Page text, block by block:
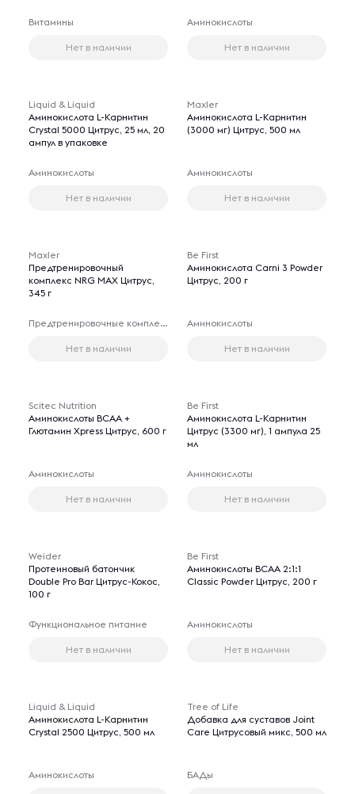
Витамины
Нет в наличии
Аминокислоты
Нет в наличии
Liquid & Liquid
Аминокислота L-Карнитин
Crystal 5000 Цитрус, 25 мл, 20
ампул в упаковке
Аминокислоты
Нет в наличии
Maxler
Аминокислота L-Карнитин
(3000 мг) Цитрус, 500 мл
Аминокислоты
Нет в наличии
Maxler
Предтренировочный
комплекс NRG MAX Цитрус,
345 г
Предтренировочные комплексы
Нет в наличии
Be First
Аминокислота Carni 3 Powder
Цитрус, 200 г
Аминокислоты
Нет в наличии
Scitec Nutrition
Аминокислоты BCAA +
Глютамин Xpress Цитрус, 600 г
Аминокислоты
Нет в наличии
Be First
Аминокислота L-Карнитин
Цитрус (3300 мг), 1 ампула 25
мл
Аминокислоты
Нет в наличии
Weider
Протеиновый батончик
Double Pro Bar Цитрус-Кокос,
100 г
Функциональное питание
Нет в наличии
Be First
Аминокислоты BCAA 2:1:1
Classic Powder Цитрус, 200 г
Аминокислоты
Нет в наличии
Liquid & Liquid
Аминокислота L-Карнитин
Crystal 2500 Цитрус, 500 мл
Аминокислоты
Tree of Life
Добавка для суставов Joint
Care Цитрусовый микс, 500 мл
БАДы